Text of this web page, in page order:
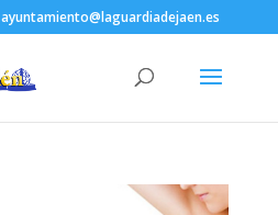
ayuntamiento@laguardiadejaen.es